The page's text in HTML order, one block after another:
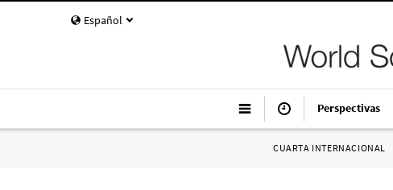
Español
Perspectivas
CUARTA INTERNACIONAL